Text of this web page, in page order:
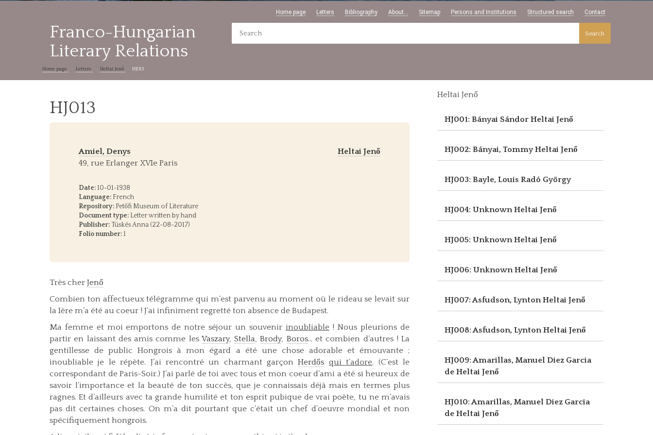
Home page Letters Bibliography About... Sitemap Persons and Institutions Structured search Contact
Franco-Hungarian
Literary Relations
Search
Home page Letters Heltai Jenő HJ013
HJ013
Amiel, Denys
Heltai Jenő
49, rue Erlanger XVIe Paris
Date:10-01-1938
Language: French
Repository: Petőfi Museum of Literature
Document type: Letter written by hand
Publisher: Tüskés Anna (22-08-2017)
Folio number:1
Très cher Jenő
Combien ton affectueux télégramme qui m’est parvenu au moment où le rideau se levait sur
la Ière m’a été au coeur ! J’ai infiniment regretté ton absence de Budapest.
Ma femme et moi emportons de notre séjour un souvenir inoubliable! Nous pleurions de
partir en laissant des amis comme les Vaszary,Stella,Brody, Boros... et combien d’autres ! La
gentillesse de public Hongrois à mon égard a été une chose adorable et émouvante ;
inoubliable je le répète. J’ai rencontré un charmant garçonHerdős qui t’adore. (C’est le
correspondant de Paris-Soir.) J’ai parlé de toi avec tous et mon coeur d’ami a été si heureux de
savoir l’importance et la beauté de ton succès, que je connaissais déjà mais en termes plus
ragnes. Et d’ailleurs avec ta grande humilité et ton esprit pubique de vrai poète, tu ne m’avais
pas dit certaines choses. On m’a dit pourtant que c’était un chef d’oeuvre mondial et non
spécifiquement hongrois.
Heltai Jenő
HJ001: Bányai Sándor Heltai Jenő
HJ002: Bányai, TommyHeltai Jenő
HJ003: Bayle, Louis Radó György
HJ004: UnknownHeltai Jenő
HJ005: UnknownHeltai Jenő
HJ006: UnknownHeltai Jenő
HJ007: Asfudson, LyntonHeltai Jenő
HJ008: Asfudson, LyntonHeltai Jenő
HJ009: Amarillas, Manuel Diez Garcia
de Heltai Jenő
HJ010: Amarillas, Manuel Diez Garcia
de Heltai Jenő